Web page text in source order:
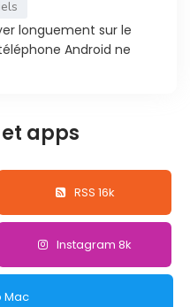
longuement sur le
Android ne
et apps
RSS 16k
Instagram 8k
Mac